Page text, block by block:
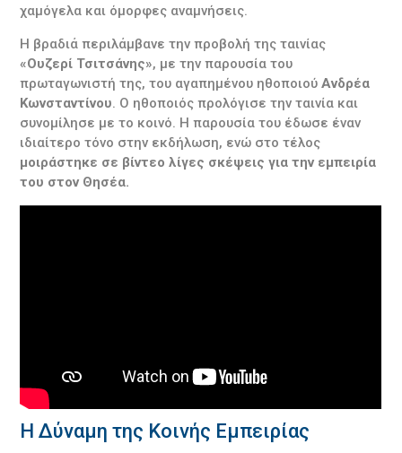
χαμόγελα και όμορφες αναμνήσεις.
Η βραδιά περιλάμβανε την προβολή της ταινίας
«Ουζερί Τσιτσάνης», με την παρουσία του
πρωταγωνιστή της, του αγαπημένου ηθοποιούΑνδρέα
Κωνσταντίνου. Ο ηθοποιός προλόγισε την ταινία και
συνομίλησε με το κοινό. Η παρουσία του έδωσε έναν
ιδιαίτερο τόνο στην εκδήλωση, ενώ στο τέλος
μοιράστηκε σε βίντεο λίγες σκέψεις για την εμπειρία
του στον Θησέα.
Η Δύναμη της Κοινής Εμπειρίας